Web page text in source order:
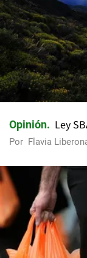
Opinión Ley
Por Flavia